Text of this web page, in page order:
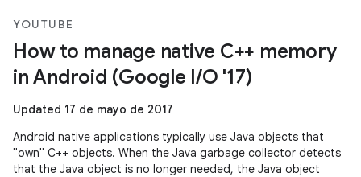
YOUTUBE
How to manage native C++ memory
in Android (Google I/O '17)
Updated 17 de mayo de 2017
Android native applications typically use Java objects that
"own" C++ objects. When the Java garbage collector detects
that the Java object is no longer needed, the Java object